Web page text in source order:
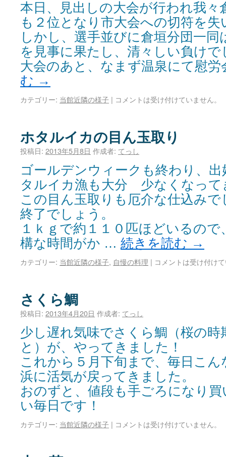
本日、見出しの大会が行われ我々
も２位となり市大会への切符を失
しかし、選手並びに倉垣分団一
を見事に果たし、清々しい負けで
大会のあと、なまず温泉にて慰
む →
カテゴリー: 当館近隣の様子 | コメントは受け付けていません。
ホタルイカの目ん玉取り
投稿日: 2013年5月8日 作成者: てっし
ゴールデンウィークも終わり、
タルイカ漁も大分 少なくなって
この目ん玉取りも厄介な仕込み
終了でしょう。
１ｋｇで約１１０匹ほどいるの
構な時間がか … 続きを読む →
カテゴリー: 当館近隣の様子, 自慢の料理 | コメントは受け付け
さくら鯛
投稿日: 2013年4月20日 作成者: てっし
少し遅れ気味でさくら鯛（桜の
と）が、やってきました！
これから５月下旬まで、毎日こ
浜に活気が戻ってきました。
おのずと、値段も手ごろになり
い毎日です！
カテゴリー: 当館近隣の様子 | コメントは受け付けていません。